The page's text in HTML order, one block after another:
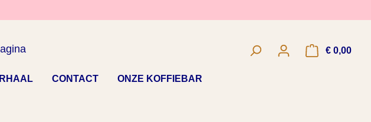
€ 0,00
CONTACT ONZE KOFFIEBAR